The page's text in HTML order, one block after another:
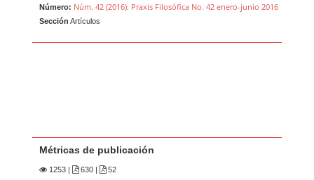
Número: Núm. 42 (2016): Praxis Filosófica No. 42 enero-junio 2016
Sección Artículos
Métricas de publicación
1253 | 630 | 52